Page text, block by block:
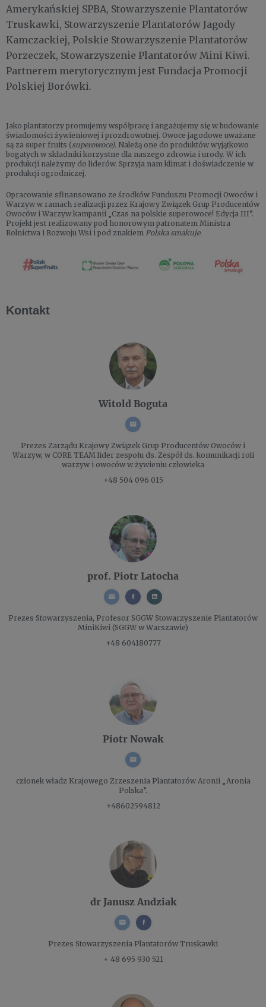
Amerykańskiej SPBA, Stowarzyszenie Plantatorów
Truskawki, Stowarzyszenie Plantatorów Jagody
Kamczackiej, Polskie Stowarzyszenie Plantatorów
Porzeczek, Stowarzyszenie Plantatorów Mini Kiwi.
Partnerem merytorycznym jest Fundacja Promocji
Polskiej Borówki.
Jako plantatorzy promujemy współpracę i angażujemy się w budowanie
świadomości żywieniowej i prozdrowotnej. Owoce jagodowe uważane
są za super fruits (superowoce). Należą one do produktów wyjątkowo
bogatych w składniki korzystne dla naszego zdrowia i urody. W ich
produkcji należymy do liderów. Sprzyja nam klimat i doświadczenie w
produkcji ogrodniczej.
Opracowanie sfinansowano ze środków Funduszu Promocji Owoców i
Warzyw w ramach realizacji przez Krajowy Związek Grup Producentów
Owoców i Warzyw kampanii „Czas na polskie superowoce! Edycja III”.
Projekt jest realizowany pod honorowym patronatem Ministra
Rolnictwa i Rozwoju Wsi i pod znakiem Polska smakuje.
Kontakt
Witold Boguta
Prezes Zarządu Krajowy Związek Grup Producentów Owoców i
Warzyw, w CORE TEAM lider zespołu ds. Zespół ds. komunikacji roli
warzyw i owoców w żywieniu człowieka
+48 504 096 015
prof. Piotr Latocha
Prezes Stowarzyszenia, Profesor SGGW Stowarzyszenie Plantatorów
MiniKiwi (SGGW w Warszawie)
+48 604180777
Piotr Nowak
członek władzKrajowego Zrzeszenia Plantatorów Aronii „Aronia
Polska”.
+48602594812
dr Janusz Andziak
Prezes Stowarzyszenia Plantatorów Truskawki
+ 48 695 930 521